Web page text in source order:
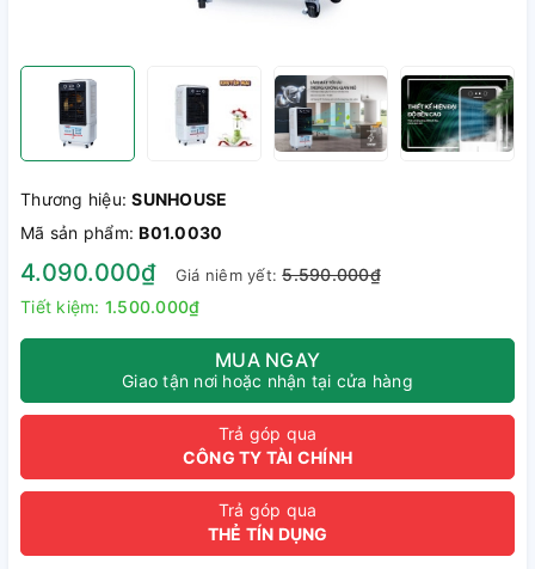
Thương hiệu:SUNHOUSE
Mã sản phẩm:B01.0030
4.090.000₫ Giá niêm yết:5.590.000₫
Tiết kiệm: 1.500.000₫
MUA NGAY
Giao tận nơi hoặc nhận tại cửa hàng
Trả góp qua
CÔNG TY TÀI CHÍNH
Trả góp qua
THẺ TÍN DỤNG